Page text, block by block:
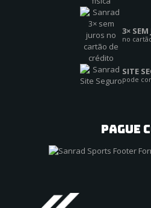
3× SEM
no
SITE
pode
PAGUE